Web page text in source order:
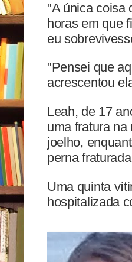
"A única coisa
horas em que
eu
"Pensei que
acrescentou
Leah, de 17
uma fratura
joelho,
perna
Uma quinta
hospitalizada